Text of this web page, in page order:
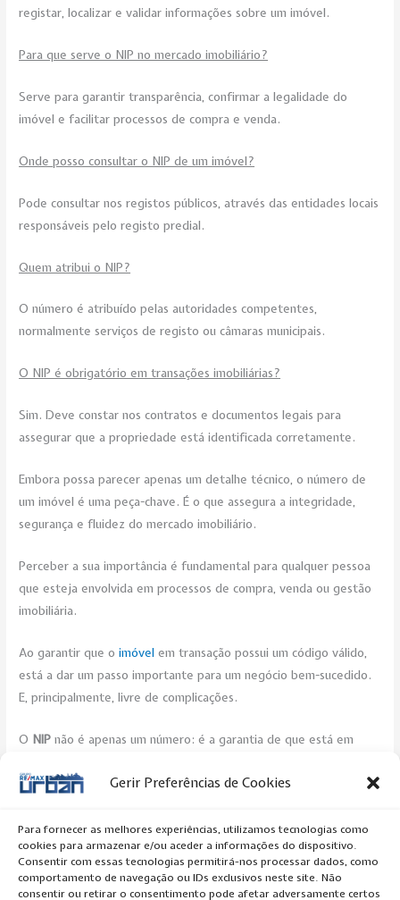
Gerir Preferências de Cookies
Para fornecer as melhores experiências, utilizamos tecnologias como
cookies para armazenar e/ou aceder a informações do dispositivo.
Consentir com essas tecnologias permitirá-nos processar dados, como
comportamento de navegação ou IDs exclusivos neste site. Não
consentir ou retirar o consentimento pode afetar adversamente certos
registar, localizar e validar informações sobre um imóvel.
Para que serve o NIP no mercado imobiliário?
Serve para garantir transparência, confirmar a legalidade do
imóvel e facilitar processos de compra e venda.
Onde posso consultar o NIP de um imóvel?
Pode consultar nos registos públicos, através das entidades locais
responsáveis pelo registo predial.
Quem atribui o NIP?
O número é atribuído pelas autoridades competentes,
normalmente serviços de registo ou câmaras municipais.
O NIP é obrigatório em transações imobiliárias?
Sim. Deve constar nos contratos e documentos legais para
assegurar que a propriedade está identificada corretamente.
Embora possa parecer apenas um detalhe técnico, o número de
um imóvel é uma peça-chave. É o que assegura a integridade,
segurança e fluidez do mercado imobiliário.
Perceber a sua importância é fundamental para qualquer pessoa
que esteja envolvida em processos de compra, venda ou gestão
imobiliária.
Ao garantir que oimóvel em transação possui um código válido,
está a dar um passo importante para um negócio bem-sucedido.
E, principalmente, livre de complicações.
O NIP não é apenas um número: é a garantia de que está em
←Previous Artigo Next Artigo